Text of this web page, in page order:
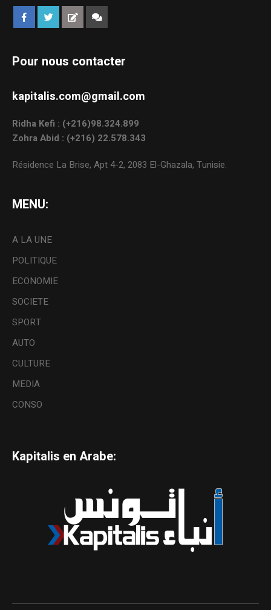
Pour nous contacter
kapitalis.com@gmail.com
Ridha Kefi : (+216)98.324.899
Zohra Abid : (+216) 22.578.343
Résidence La Brise, Apt 4-2, 2083 El-Ghazala, Tunisie.
MENU:
A LA UNE
POLITIQUE
ECONOMIE
SOCIETE
SPORT
AUTO
CULTURE
MEDIA
CONSO
Kapitalis en Arabe: